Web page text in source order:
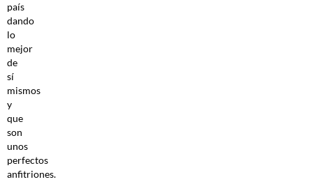
país
dando
lo
mejor
de
sí
mismos
y
que
son
unos
perfectos
anfitriones.